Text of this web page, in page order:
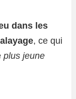
dans les
, ce qui
plus jeune